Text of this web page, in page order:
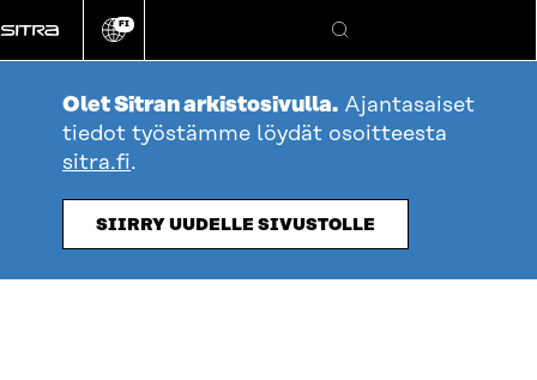
suoraan
sisältöön
Vaihda
kieli
FI
Hae
Olet Sitran arkistosivulla. Ajantasaiset
tiedot työstämme löydät osoitteesta
sitra.fi.
SIIRRY UUDELLE SIVUSTOLLE